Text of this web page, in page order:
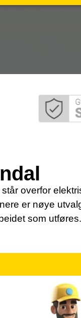
overfor
er nøye
som utføres.